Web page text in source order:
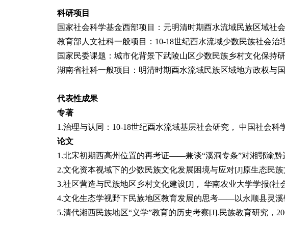
科研项目
国家社会科学基金西部项目：元明清时期酉水流域民族区域社
教育部人文社科一般项目：10-18世纪酉水流域少数民族社会治
国家民委课题：城市化背景下武陵山区少数民族乡村文化保持
湖南省社科一般项目：明清时期酉水流域民族区域地方政权与
代表性成果
专著
1.治理与认同：10-18世纪酉水流域基层社会研究， 中国社会科
论文
1.北宋初期西高州位置的再考证——兼谈“溪洞专条”对湘鄂渝黔
2.文化资本视域下的少数民族文化发展困境与应对[J]原生态民族
3.社区营造与民族地区乡村文化建设[J]， 华南农业大学学报(社
4.文化生态学视野下民族地区教育发展的思考——以永顺县灵溪
5.清代湘西民族地区“义学”教育的历史考察[J].民族教育研究，